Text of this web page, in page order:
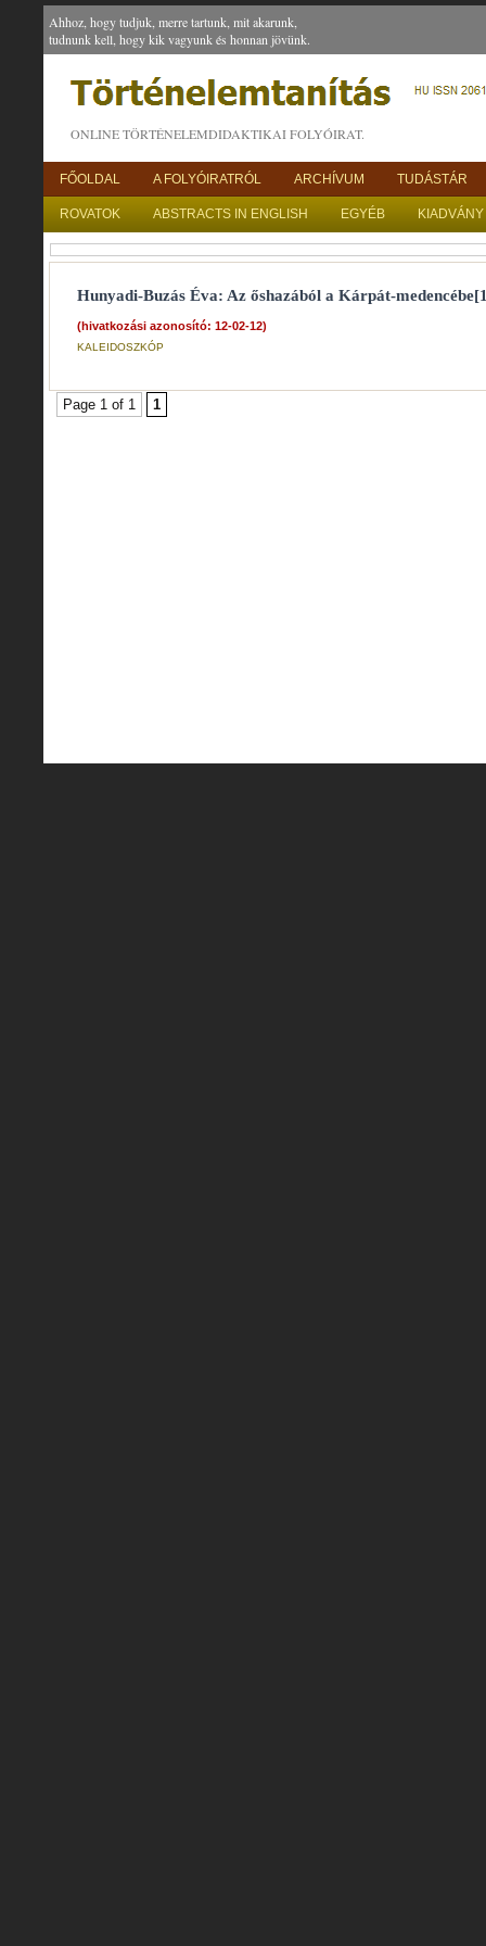
Ahhoz, hogy tudjuk, merre tartunk, mit akarunk,
tudnunk kell, hogy kik vagyunk és honnan jövünk.
ONLINE TÖRTÉNELEMDIDAKTIKAI FOLYÓIRAT.
FŐOLDAL A FOLYÓIRATRÓL ARCHÍVUM TUDÁSTÁR
ROVATOK ABSTRACTS IN ENGLISH EGYÉB
Hunyadi-Buzás Éva: Az őshazából a Kárpát-
(hivatkozási azonosító: 12-02-12)
KALEIDOSZKÓP
Page 1 of 1 1